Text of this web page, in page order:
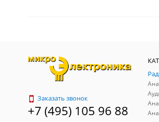
Заказать звонок
+7 (495) 105 96 88